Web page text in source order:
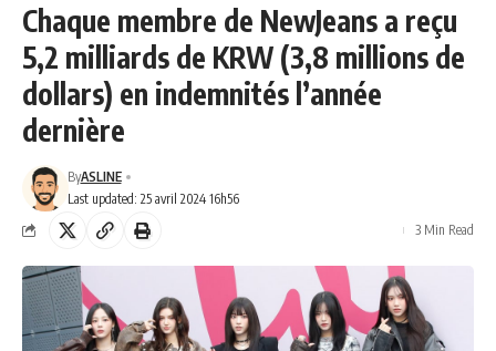
Chaque membre de NewJeans a reçu
5,2 milliards de KRW (3,8 millions de
dollars) en indemnités l’année
dernière
Last updated: 25 avril 2024 16h56
ByASLINE
3 Min Read